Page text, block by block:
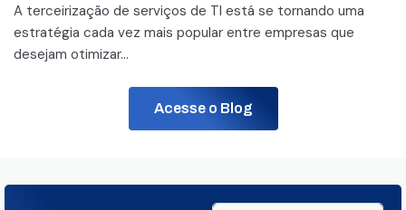
A terceirização de serviços de TI está se tornando uma
estratégia cada vez mais popular entre empresas que
desejam otimizar...
Acesse o Blog